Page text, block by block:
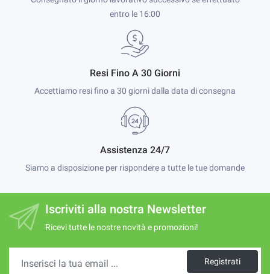
entro le 16:00
Resi Fino A 30 Giorni
Accettiamo resi fino a 30 giorni dalla data di consegna
Assistenza 24/7
Siamo a disposizione per rispondere a tutte le tue domande
Iscriviti alla nostra Newsletter
Ricevi tutte le nostre novità e promozioni!
Registrati